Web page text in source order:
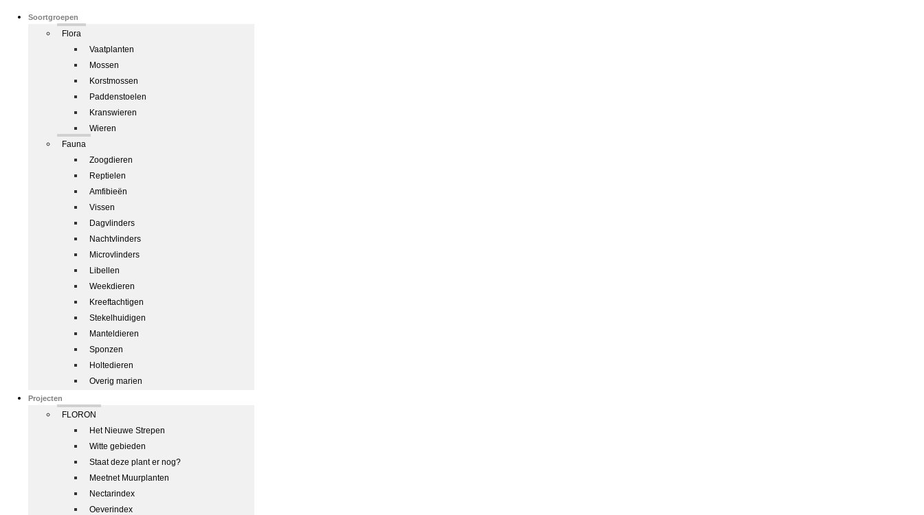
Soortgroepen
Flora
Vaatplanten
Mossen
Korstmossen
Paddenstoelen
Kranswieren
Wieren
Fauna
Zoogdieren
Reptielen
Amfibieën
Vissen
Dagvlinders
Nachtvlinders
Microvlinders
Libellen
Weekdieren
Kreeftachtigen
Stekelhuidigen
Manteldieren
Sponzen
Holtedieren
Overig marien
Projecten
FLORON
Het Nieuwe Strepen
Witte gebieden
Staat deze plant er nog?
Meetnet Muurplanten
Nectarindex
Oeverindex